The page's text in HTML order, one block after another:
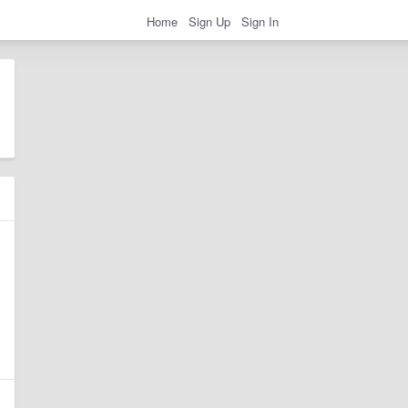
Home Sign Up Sign In